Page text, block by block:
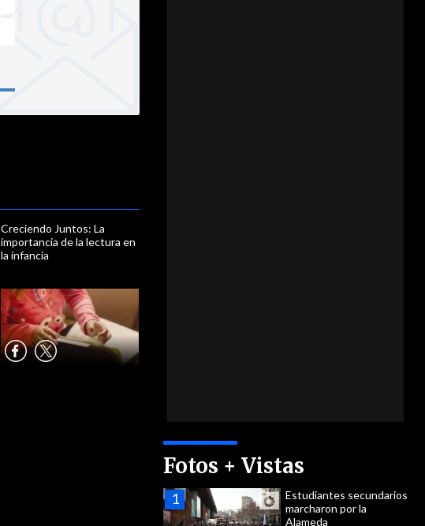
Fotos + Vistas
Estudiantes secundarios
marcharon por la
Alameda
Creciendo Juntos: La
importancia de la lectura en
la infancia